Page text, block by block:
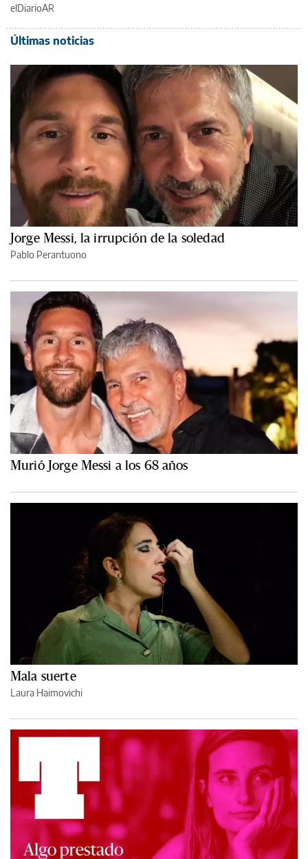
elDiarioAR
Últimas noticias
Jorge Messi, la irrupción de la soledad
Pablo Perantuono
Murió Jorge Messi a los 68 años
Mala suerte
Laura Haimovichi